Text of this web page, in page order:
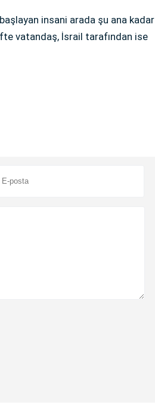
insani arada şu ana kadar
vatandaş, İsrail tarafından ise